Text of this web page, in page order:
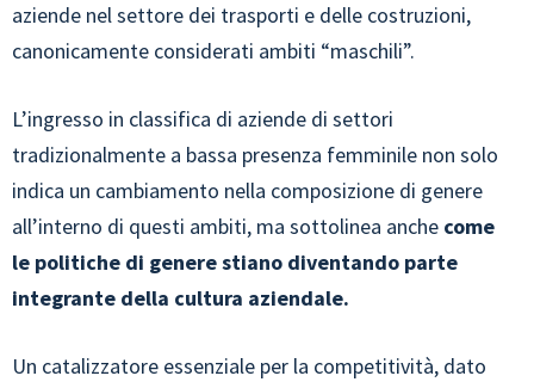
aziende nel settore dei trasporti e delle costruzioni,
canonicamente considerati ambiti “maschili”.
L’ingresso in classifica di aziende di settori
tradizionalmente a bassa presenza femminile non solo
indica un cambiamento nella composizione di genere
all’interno di questi ambiti, ma sottolinea anche come
le politiche di genere stiano diventando parte
integrante della cultura aziendale.
Un catalizzatore essenziale per la competitività, dato